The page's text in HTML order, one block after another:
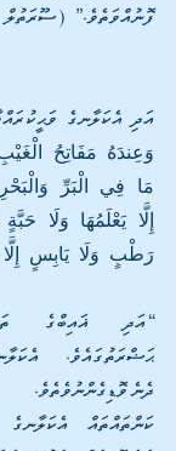
ފޮނުއްވަތެވެ.” (ސޫރަތުލް ޖިންނި:
އަދި އެކަލާނގެ
رَطْبٍ وَلَا يَابِسٍ